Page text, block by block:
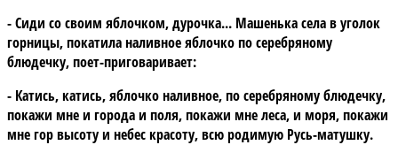
- Сиди со своим яблочком, дурочка... Машенька села в уголок
горницы, покатила наливное яблочко по серебряному
блюдечку, поет-приговаривает:
- Катись, катись, яблочко наливное, по серебряному блюдечку,
покажи мне и города и поля, покажи мне леса, и моря, покажи
мне гор высоту и небес красоту, всю родимую Русь-матушку.